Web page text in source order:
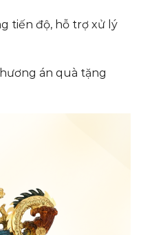
tiến độ, hỗ trợ xử lý
án quà tặng